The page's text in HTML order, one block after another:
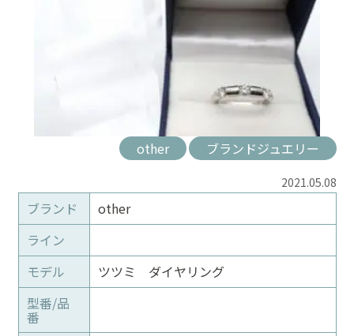
other ブランドジュエリー
2021.05.08
ブランド
other
ライン
モデル
ツツミ ダイヤリング
型番/品
番